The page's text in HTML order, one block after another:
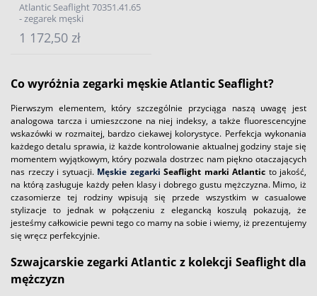
Atlantic Seaflight 70351.41.65
- zegarek męski
1 172,50 zł
Co wyróżnia zegarki męskie Atlantic Seaflight?
Pierwszym elementem, który szczególnie przyciąga naszą uwagę jest
analogowa tarcza i umieszczone na niej indeksy, a także fluorescencyjne
wskazówki w rozmaitej, bardzo ciekawej kolorystyce. Perfekcja wykonania
każdego detalu sprawia, iż każde kontrolowanie aktualnej godziny staje się
momentem wyjątkowym, który pozwala dostrzec nam piękno otaczających
nas rzeczy i sytuacji. Męskie zegarki Seaflight marki Atlantic to jakość,
na którą zasługuje każdy pełen klasy i dobrego gustu mężczyzna. Mimo, iż
czasomierze tej rodziny wpisują się przede wszystkim w casualowe
stylizacje to jednak w połączeniu z elegancką koszulą pokazują, że
jesteśmy całkowicie pewni tego co mamy na sobie i wiemy, iż prezentujemy
się wręcz perfekcyjnie.
Szwajcarskie zegarki Atlantic z kolekcji Seaflight dla
mężczyzn